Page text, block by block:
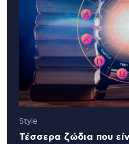
Style
Τέσσερα ζώδια που